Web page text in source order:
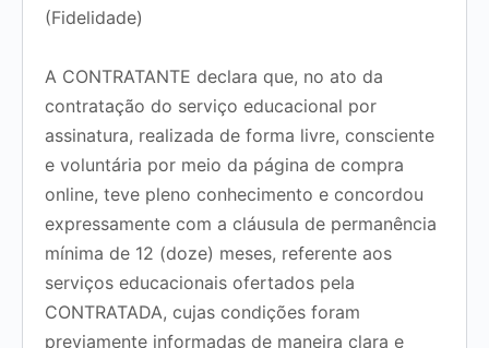
(Fidelidade)
A CONTRATANTE declara que, no ato da
contratação do serviço educacional por
assinatura, realizada de forma livre, consciente
e voluntária por meio da página de compra
online, teve pleno conhecimento e concordou
expressamente com a cláusula de permanência
mínima de 12 (doze) meses, referente aos
serviços educacionais ofertados pela
CONTRATADA, cujas condições foram
previamente informadas de maneira clara e